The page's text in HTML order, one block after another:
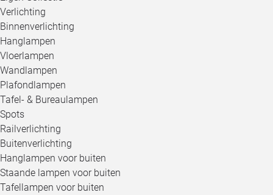
Verlichting
Binnenverlichting
Hanglampen
Vloerlampen
Wandlampen
Plafondlampen
Tafel- & Bureaulampen
Spots
Railverlichting
Buitenverlichting
Hanglampen voor buiten
Staande lampen voor buiten
Tafellampen voor buiten